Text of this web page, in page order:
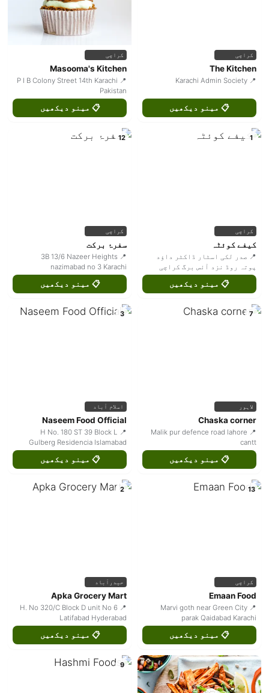
کراچی
The Kitchen
📍 Karachi Admin Society
📋 مینو دیکھیں
کراچی
Masooma's Kitchen
📍 P I B Colony Street 14th Karachi
Pakistan
📋 مینو دیکھیں
1
کراچی
کیفے کوئٹہ
📍 صدر لکی اسٹار ڈاکٹر داؤد
پوتہ روڈ نزد آئس برگ کراچی
📋 مینو دیکھیں
12
کراچی
سفرۂ برکت
📍 3B 13/6 Nazeer Heights
nazimabad no 3 Karachi
📋 مینو دیکھیں
7
لاہور
Chaska corner
📍 Malik pur defence road lahore
cantt
📋 مینو دیکھیں
3
اسلام آباد
Naseem Food Official
📍 H No. 180 ST 39 Block L
Gulberg Residencia Islamabad
📋 مینو دیکھیں
13
کراچی
Emaan Food
📍 Marvi goth near Green City
parak Qaidabad Karachi
📋 مینو دیکھیں
2
حیدرآباد
Apka Grocery Mart
📍 H. No 320/C Block D unit No 6
Latifabad Hyderabad
📋 مینو دیکھیں
9